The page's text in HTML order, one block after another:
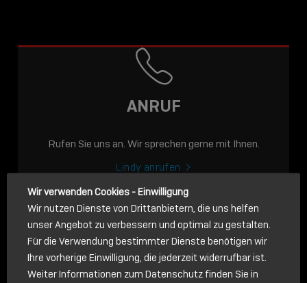
USB-C ÜBER LANGE
DISTANZEN: AKTIVE
USB-C-KABEL FÜR
STABILE 10 GBIT/S BIS
ANRUF
Rufen Sie uns an. Wir sprechen gerne mit Ihnen.
Lindy anrufen
NACHRICHT
Wir verwenden Cookies - Einwilligung
Wir nutzen Dienste von Drittanbietern, die uns helfen
unser Angebot zu verbessern und optimal zu gestalten.
Für die Verwendung bestimmter Dienste benötigen wir
Ihre vorherige Einwilligung, die jederzeit widerrufbar ist.
Weiter Informationen zum Datenschutz finden Sie in